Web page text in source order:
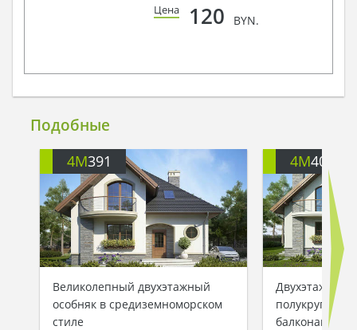
Цена 120 BYN.
Подобные
4M391
Великолепный двухэтажный
особняк в средиземноморском
стиле
4M401
Двухэтажный
балконами